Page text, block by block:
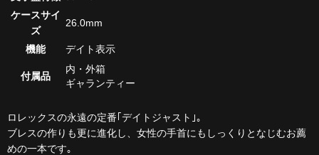
ケースサイ
ズ
26.0mm
機能 デイト表示
付属品
内・外箱
ギャランティー
ロレックスの永遠の定番｢デイトジャスト｣｡
ブレスの作りも更に進化し、女性の手首にもしっくりとなじむお薦
めの一本です｡